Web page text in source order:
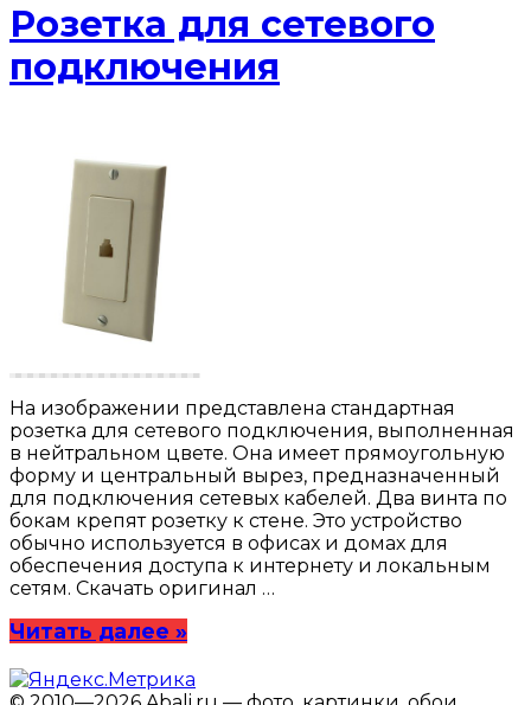
Розетка для сетевого
подключения
На изображении представлена стандартная
розетка для сетевого подключения, выполненная
в нейтральном цвете. Она имеет прямоугольную
форму и центральный вырез, предназначенный
для подключения сетевых кабелей. Два винта по
бокам крепят розетку к стене. Это устройство
обычно используется в офисах и домах для
обеспечения доступа к интернету и локальным
сетям. Скачать оригинал …
Читать далее »